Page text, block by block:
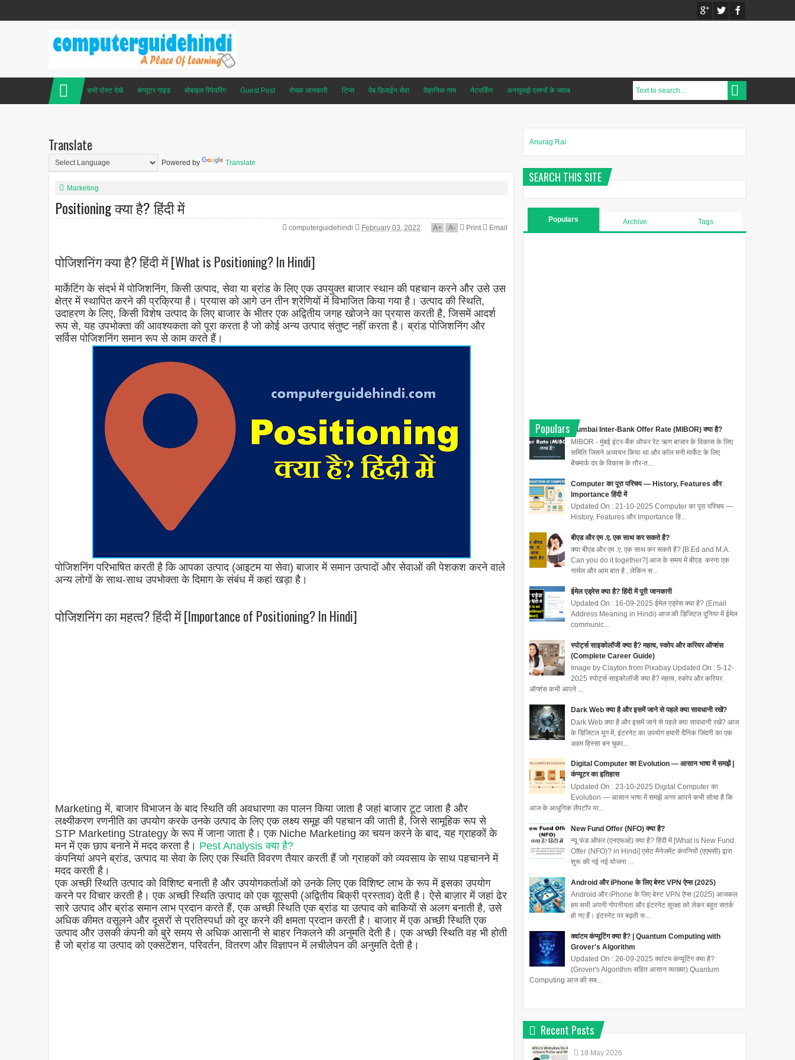
सभी पोस्ट देखें कंप्यूटर गाइड मोबाइल रिपेयरिंग Guest Post रोचक जानकारी टिप्स वेब डिजाईन सेवा वैज्ञानिक नाम नेटवर्किंग अनसुलझे प्रश्नों के जवाब
Translate
Powered by Translate
Marketing
Positioning क्या है? हिंदी में
computerguidehindi February 03, 2022 A+ A- Print Email
पोजिशनिंग क्या है? हिंदी में [What is Positioning? In Hindi]
मार्केटिंग के संदर्भ में पोजिशनिंग, किसी उत्पाद, सेवा या ब्रांड के लिए एक उपयुक्त बाजार स्थान की पहचान करने और उसे उस
क्षेत्र में स्थापित करने की प्रक्रिया है। प्रयास को आगे उन तीन श्रेणियों में विभाजित किया गया है। उत्पाद की स्थिति,
उदाहरण के लिए, किसी विशेष उत्पाद के लिए बाजार के भीतर एक अद्वितीय जगह खोजने का प्रयास करती है, जिसमें आदर्श
रूप से, यह उपभोक्ता की आवश्यकता को पूरा करता है जो कोई अन्य उत्पाद संतुष्ट नहीं करता है। ब्रांड पोजिशनिंग और
सर्विस पोजिशनिंग समान रूप से काम करते हैं।
पोजिशनिंग परिभाषित करती है कि आपका उत्पाद (आइटम या सेवा) बाजार में समान उत्पादों और सेवाओं की पेशकश करने वाले
अन्य लोगों के साथ-साथ उपभोक्ता के दिमाग के संबंध में कहां खड़ा है।
पोजिशनिंग का महत्व? हिंदी में [Importance of Positioning? In Hindi]
Marketing में, बाजार विभाजन के बाद स्थिति की अवधारणा का पालन किया जाता है जहां बाजार टूट जाता है और
लक्ष्यीकरण रणनीति का उपयोग करके उनके उत्पाद के लिए एक लक्ष्य समूह की पहचान की जाती है, जिसे सामूहिक रूप से
STP Marketing Strategy के रूप में जाना जाता है। एक Niche Marketing का चयन करने के बाद, यह ग्राहकों के
मन में एक छाप बनाने में मदद करता है। Pest Analysis क्या है?
कंपनियां अपने ब्रांड, उत्पाद या सेवा के लिए एक स्थिति विवरण तैयार करती हैं जो ग्राहकों को व्यवसाय के साथ पहचानने में
मदद करती है।
एक अच्छी स्थिति उत्पाद को विशिष्ट बनाती है और उपयोगकर्ताओं को उनके लिए एक विशिष्ट लाभ के रूप में इसका उपयोग
करने पर विचार करती है। एक अच्छी स्थिति उत्पाद को एक यूएसपी (अद्वितीय बिक्री प्रस्ताव) देती है। ऐसे बाज़ार में जहां ढेर
सारे उत्पाद और ब्रांड समान लाभ प्रदान करते हैं, एक अच्छी स्थिति एक ब्रांड या उत्पाद को बाकियों से अलग बनाती है, उसे
अधिक कीमत वसूलने और दूसरों से प्रतिस्पर्धा को दूर करने की क्षमता प्रदान करती है। बाजार में एक अच्छी स्थिति एक
उत्पाद और उसकी कंपनी को बुरे समय से अधिक आसानी से बाहर निकलने की अनुमति देती है। एक अच्छी स्थिति वह भी होती
है जो ब्रांड या उत्पाद को एक्सटेंशन, परिवर्तन, वितरण और विज्ञापन में लचीलेपन की अनुमति देती है।
Anurag Rai
SEARCH THIS SITE
Populars Archive Tags
Populars
Mumbai Inter-Bank Offer Rate (MIBOR) क्या है?
MIBOR - मुंबई इंटर-बैंक ऑफर रेट ऋण बाजार के विकास के लिए
समिति जिसने अध्ययन किया था और कॉल मनी मार्केट के लिए
बेंचमार्क दर के विकास के तौर-त...
Computer का पूरा परिचय — History, Features और
Importance हिंदी में
Updated On : 21-10-2025 Computer का पूरा परिचय —
History, Features और Importance हिं...
बीएड और एम .ए. एक साथ कर सकते है?
क्या बीएड और एम .ए. एक साथ कर सकते है? [B.Ed and M.A.
Can you do it together?] आज के समय में बीएड करना एक
नार्मल और आम बात है , लेकिन स...
ईमेल एड्रेस क्या है? हिंदी में पूरी जानकारी
Updated On : 16-09-2025 ईमेल एड्रेस क्या है? (Email
Address Meaning in Hindi) आज की डिजिटल दुनिया में ईमेल
communic...
स्पोर्ट्स साइकोलॉजी क्या है? महत्व, स्कोप और करियर ऑप्शंस
(Complete Career Guide)
Image by Clayton from Pixabay Updated On : 5-12-
2025 स्पोर्ट्स साइकोलॉजी क्या है? महत्व, स्कोप और करियर
ऑप्शंस कभी आपने ...
Dark Web क्या है और इसमें जाने से पहले क्या सावधानी रखें?
Dark Web क्या है और इसमें जाने से पहले क्या सावधानी रखें? आज
के डिजिटल युग में, इंटरनेट का उपयोग हमारी दैनिक जिंदगी का एक
अहम हिस्सा बन चुका...
Digital Computer का Evolution — आसान भाषा में समझें |
कंप्यूटर का इतिहास
Updated On : 23-10-2025 Digital Computer का
Evolution — आसान भाषा में समझें अगर आपने कभी सोचा है कि
आज के आधुनिक लैपटॉप या...
New Fund Offer (NFO) क्या है?
न्यू फंड ऑफर (एनएफओ) क्या है? हिंदी में [What is New Fund
Offer (NFO)? in Hindi] एसेट मैनेजमेंट कंपनियों (एएमसी) द्वारा
शुरू की गई नई योजना ...
Android और iPhone के लिए बेस्ट VPN ऐप्स (2025)
Android और iPhone के लिए बेस्ट VPN ऐप्स (2025) आजकल
हम सभी अपनी गोपनीयता और इंटरनेट सुरक्षा को लेकर बहुत सतर्क
हो गए हैं। इंटरनेट पर बढ़ती स...
क्वांटम कंप्यूटिंग क्या है? | Quantum Computing with
Grover's Algorithm
Updated On : 26-09-2025 क्वांटम कंप्यूटिंग क्या है?
(Grover's Algorithm सहित आसान व्याख्या) Quantum
Computing आज की सब...
Recent Posts
18 May 2026